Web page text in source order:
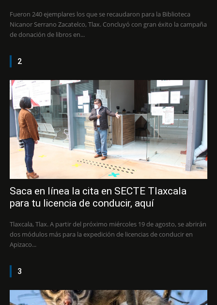
Fueron 240 ejemplares los que se recaudaron para la Biblioteca
Nicanor Serrano Zacatelco, Tlax. Concluyó con gran éxito la campaña
de donación de libros en...
2
Saca en línea la cita en SECTE Tlaxcala
para tu licencia de conducir, aquí
Tlaxcala, Tlax. A partir del próximo miércoles 19 de agosto, se abrirán
dos módulos más para la expedición de licencias de conducir en
Apizaco...
3